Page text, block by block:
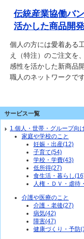
伝統産業協働バ
活かした商品開発
個人の方には愛着ある
え（特注）のご注文を
感性を活かした新商品
職人のネットワークです
サービス一覧
1.個人・世帯・グループ向
家庭や学校のこと
妊娠・出産(12)
子育て(54)
学校・学費(43)
低所得(27)
食生活・暮らし
人権・ＤＶ・虐待
介護や医療のこと
介護・老後(27)
病気(42)
障害(47)
健康づくり・予防